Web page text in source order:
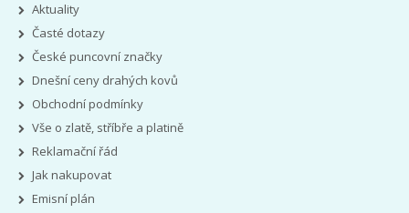
Aktuality
Časté dotazy
České puncovní značky
Dnešní ceny drahých kovů
Obchodní podmínky
Vše o zlatě, stříbře a platině
Reklamační řád
Jak nakupovat
Emisní plán